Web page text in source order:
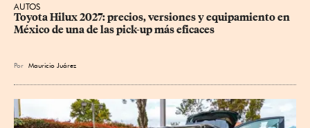
AUTOS
Toyota Hilux 2027: precios, versiones y equipamiento en
México de una de las pick-up más eficaces
Por Mauricio Juárez